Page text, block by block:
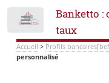
Banketto :
taux
Accueil > Profils
personnalisé